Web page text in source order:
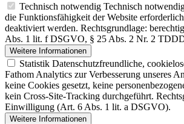
Technisch notwendig Technisch
die Funktionsfähigkeit der Website
deaktiviert werden. Rechtsgrundlage:
Abs. 1 lit. f DSGVO, § 25 Abs. 2 Nr. 2
Weitere Informationen
Statistik Datenschutzfreundliche,
Fathom Analytics zur Verbesserung unseres
keine Cookies gesetzt, keine
kein Cross-Site-Tracking durchgeführt.
Einwilligung (Art. 6 Abs. 1 lit. a DSGVO).
Weitere Informationen